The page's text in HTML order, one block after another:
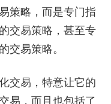
策略，而是专门指
交易策略，甚至专
交易策略。
易，特意让它的
易，而且也包括了